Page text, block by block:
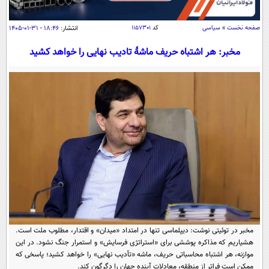
سیاسی
اقتصاد
اقتصادی
جامعه
حوادث
سلامت
یک برش دانایی
محیط زیست
سفر و تفریح
بین الملل
سیاست خارجی
فرهنگ و هنر
علم و دانش
فناوری و It
علمی
اخبار کریپتو
قرآن
گوناگون
سرگرمی
باشگاه مغز
مجله تصویری سلاح
فیلم
ورزش
سیاست
عصر ایران 2
خواندنی ها و دیدنی ها
داستان کوتاه
آموزش زبان
صفحه نخست » سیاسی کد ۱۱۵۷۳۰۱ انتشار: ۱۸:۴۶ - ۳۱-۰۱-۱۴۰۵
مخبر: هر اشتباه حریف ماشهٔ تادیب نهایی را خواهد کشید
مخبر در توئیتی نوشت: دیپلماسی تنها در امتداد «میدان» و اقتدار، مطلوب ملت است.
هشیاریم که مذاکره پوششی برای «استراتژی فرسایش» و استمرار جنگ نشود. در این
موازنه، هر اشتباه محاسباتی حریف، ماشه «تأدیب نهایی» را خواهد کشید؛ پاسخی که
ممکن است فراتر از منطقه، معادلات آینده جهان را دگرگون کند.